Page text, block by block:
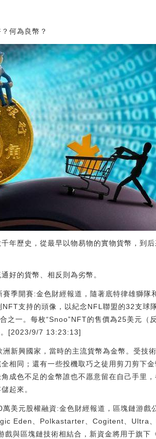
何為良幣？
年歷史，從最早以物易物的實物貨幣，到
好的貨幣、相反則為劣幣。
季開賽:金色財經報道，隨著底特律雄獅隊
支持的頭像，以紀念NFL聯盟的32支球
之一。每枚“Snoo”NFT的售價為25美元（
。[2023/9/7 13:23:13]
新興國家，當時的主流貨幣為金幣。受技
相同；還有一些投機取巧之徒用剪刀剪下
成色不足的金幣誰也不愿意留在自己手里
起來。
美元股權融資:金色財經報道，區塊鏈游
Eden、Polkastarter、Cogitent、Ultra
戲與區塊鏈技術相結合，新資金將用于旗